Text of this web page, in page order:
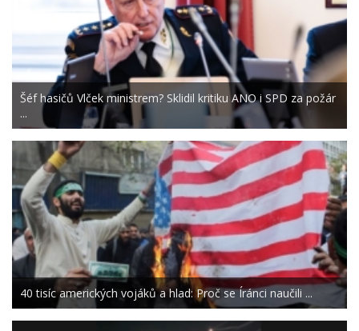
Šéf hasičů Vlček ministrem? Sklidil kritiku ANO i SPD za požár
...
40 tisíc amerických vojáků a hlad: Proč se Íránci naučili ...